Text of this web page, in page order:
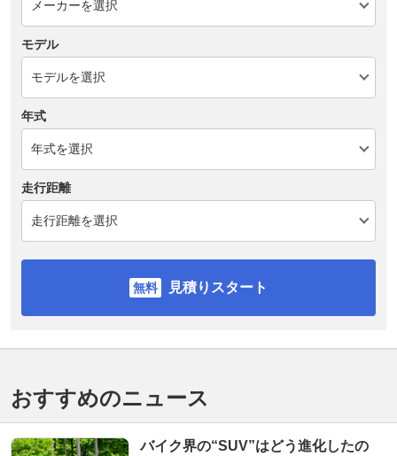
モデル
年式
走行距離
見積りスタート
おすすめのニュース
バイク界の“SUV”はどう進化したの